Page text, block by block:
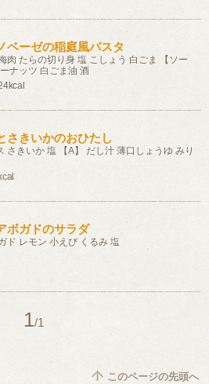
ベーゼの稲庭風パスタ
肉 たらの切り身 塩 こしょう 白ごま 【ソー
ナッツ 白ごま油 酒
さきいかのおひたし
さきいか 塩 【A】 だし汁 薄口しょうゆ みり
ボガドのサラダ
ド レモン 小えび くるみ 塩
1/1
このページの先頭へ